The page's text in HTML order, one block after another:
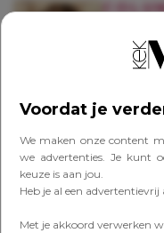
Voordat je
We maken onze content
we advertenties. Je kunt
keuze is aan jou.
Heb je al een advertentievrij
Met je akkoord verwerken
onze
elkaar
Biens
28ste: